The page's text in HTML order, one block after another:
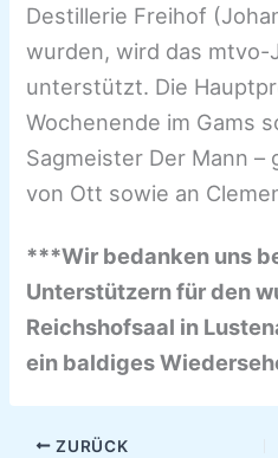
Destillerie Freihof
wurden, wird das mtvo-
unterstützt. Die
Wochenende im Gams
Sagmeister Der Mann –
von Ott sowie an
***Wir bedanken uns
Unterstützern für den
Reichshofsaal in
ein baldiges
ZURÜCK